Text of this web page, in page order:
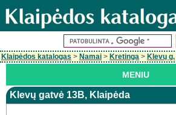
Klaipėdos katalogas > Namai > Kretinga > Klevų g.
MENIU
Klevų gatvė 13B, Klaipėda